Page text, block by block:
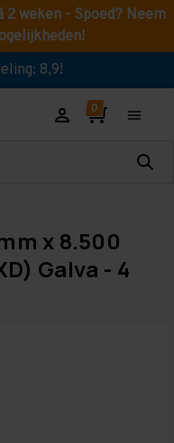
2 weken - Spoed? Neem
8,9!
x 8.500
Galva - 4